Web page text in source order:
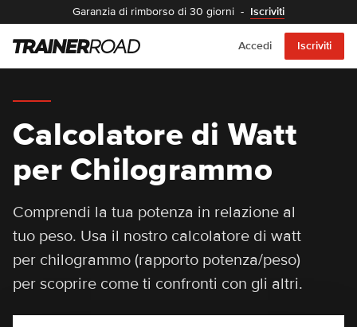
Garanzia di rimborso di 30 giorni - Iscriviti
Accedi Iscriviti
Calcolatore di Watt
per Chilogrammo
Comprendi la tua potenza in relazione al
tuo peso. Usa il nostro calcolatore di watt
per chilogrammo (rapporto potenza/peso)
per scoprire come ti confronti con gli altri.